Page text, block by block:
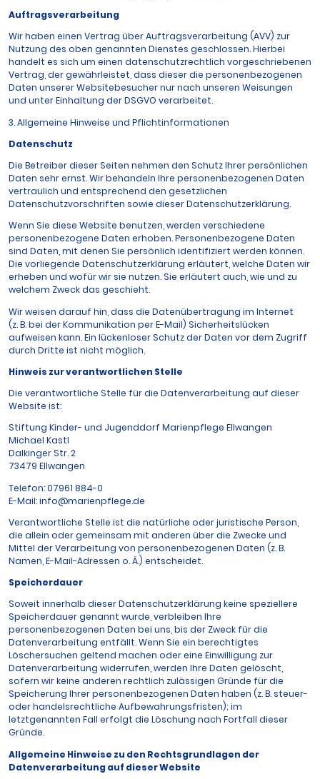
Auftragsverarbeitung
Wir haben einen Vertrag über Auftragsverarbeitung (AVV) zur
Nutzung des oben genannten Dienstes geschlossen. Hierbei
handelt es sich um einen datenschutzrechtlich vorgeschriebenen
Vertrag, der gewährleistet, dass dieser die personenbezogenen
Daten unserer Websitebesucher nur nach unseren Weisungen
und unter Einhaltung der DSGVO verarbeitet.
3. Allgemeine Hinweise und Pflicht­informationen
Datenschutz
Die Betreiber dieser Seiten nehmen den Schutz Ihrer persönlichen
Daten sehr ernst. Wir behandeln Ihre personenbezogenen Daten
vertraulich und entsprechend den gesetzlichen
Datenschutzvorschriften sowie dieser Datenschutzerklärung.
Wenn Sie diese Website benutzen, werden verschiedene
personenbezogene Daten erhoben. Personenbezogene Daten
sind Daten, mit denen Sie persönlich identifiziert werden können.
Die vorliegende Datenschutzerklärung erläutert, welche Daten wir
erheben und wofür wir sie nutzen. Sie erläutert auch, wie und zu
welchem Zweck das geschieht.
Wir weisen darauf hin, dass die Datenübertragung im Internet
(z. B. bei der Kommunikation per E-Mail) Sicherheitslücken
aufweisen kann. Ein lückenloser Schutz der Daten vor dem Zugriff
durch Dritte ist nicht möglich.
Hinweis zur verantwortlichen Stelle
Die verantwortliche Stelle für die Datenverarbeitung auf dieser
Website ist:
Stiftung Kinder- und Jugenddorf Marienpflege Ellwangen
Michael Kastl
Dalkinger Str. 2
73479 Ellwangen
Telefon: 07961 884-0
E-Mail: info@marienpflege.de
Verantwortliche Stelle ist die natürliche oder juristische Person,
die allein oder gemeinsam mit anderen über die Zwecke und
Mittel der Verarbeitung von personenbezogenen Daten (z. B.
Namen, E-Mail-Adressen o. Ä.) entscheidet.
Speicherdauer
Soweit innerhalb dieser Datenschutzerklärung keine speziellere
Speicherdauer genannt wurde, verbleiben Ihre
personenbezogenen Daten bei uns, bis der Zweck für die
Datenverarbeitung entfällt. Wenn Sie ein berechtigtes
Löschersuchen geltend machen oder eine Einwilligung zur
Datenverarbeitung widerrufen, werden Ihre Daten gelöscht,
sofern wir keine anderen rechtlich zulässigen Gründe für die
Speicherung Ihrer personenbezogenen Daten haben (z. B. steuer-
oder handelsrechtliche Aufbewahrungsfristen); im
letztgenannten Fall erfolgt die Löschung nach Fortfall dieser
Gründe.
Allgemeine Hinweise zu den Rechtsgrundlagen der
Datenverarbeitung auf dieser Website